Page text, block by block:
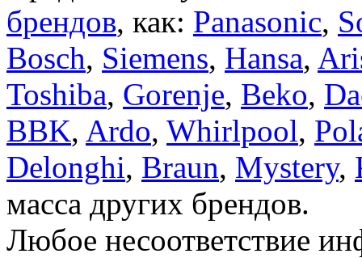
брендов, как: Panasonic,
Bosch, Siemens, Hansa,
Toshiba, Gorenje, Beko,
BBK, Ardo, Whirlpool,
Delonghi, Braun, Mystery,
масса других брендов.
Любое несоответствие